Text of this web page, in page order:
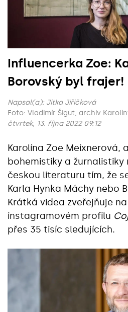
Influencerka Zoe:
Borovský byl frajer!
Napsal(a): Jitka Jiřičková
Foto: Vladimír Šigut, archiv
čtvrtek, 13. října 2022 09:12
Karolína Zoe Meixnerová,
bohemistiky a žurnalistiky
českou literaturu tím, že
Karla Hynka Máchy nebo
Krátká videa zveřejňuje
instagramovém profilu
přes 35 tisíc sledujících.